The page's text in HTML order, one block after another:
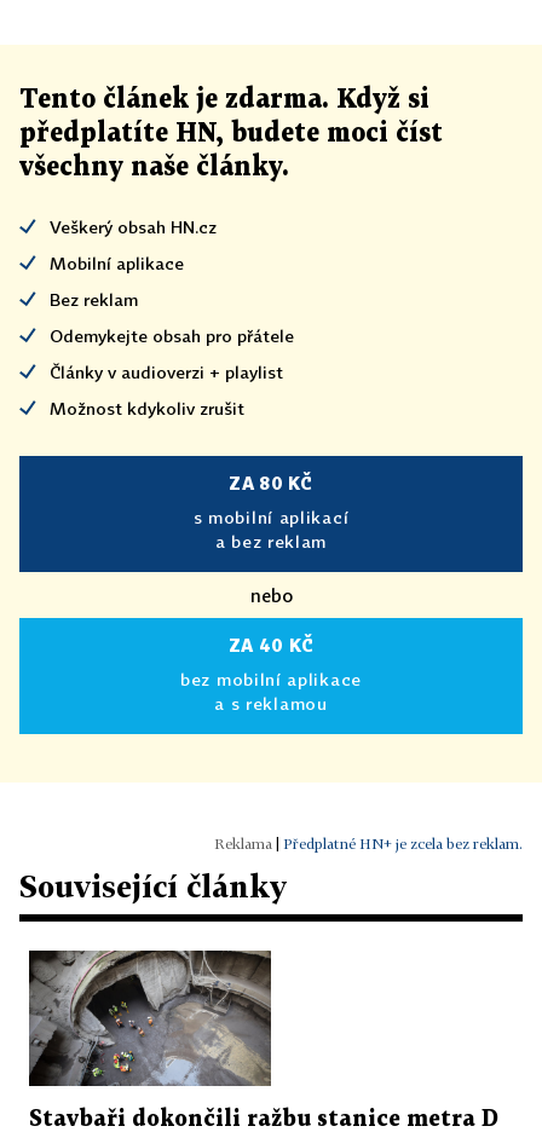
Tento článek je zdarma. Když si
předplatíte HN, budete moci číst
všechny naše články.
Veškerý obsah HN.cz
Mobilní aplikace
Bez reklam
Odemykejte obsah pro přátele
Články v audioverzi + playlist
Možnost kdykoliv zrušit
ZA 80 KČ
s mobilní aplikací
a bez reklam
nebo
ZA 40 KČ
bez mobilní aplikace
a s reklamou
| Předplatné HN+ je zcela bez reklam.
Související články
Stavbaři dokončili ražbu stanice metra D